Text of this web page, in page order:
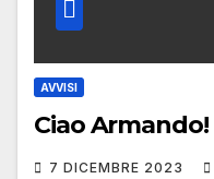
AVVISI
Ciao Armando!
7 DICEMBRE 2023